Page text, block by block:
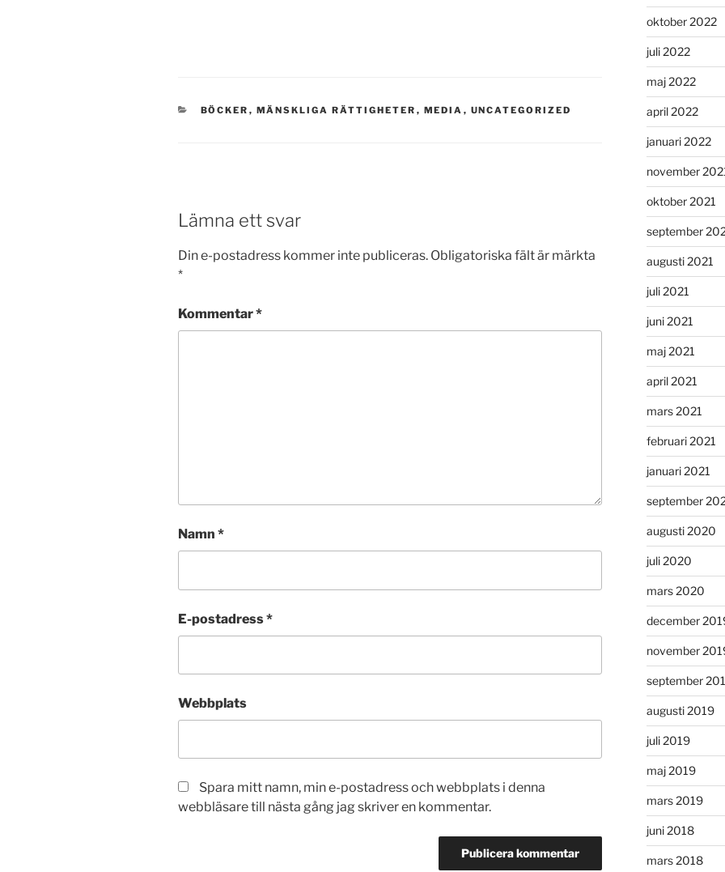
KATEGORIER
BÖCKER , MÄNSKLIGA RÄTTIGHETER , MEDIA , UNCATEGORIZED
Lämna ett svar
Din e-postadress kommer inte publiceras. Obligatoriska fält är märkta
*
Kommentar*
Namn *
E-postadress*
Webbplats
Spara mitt namn, min e-postadress och webbplats i denna
webbläsare till nästa gång jag skriver en kommentar.
oktober 2022
juli 2022
maj 2022
april 2022
januari 2022
november
oktober 2021
september
augusti 2021
juli 2021
juni 2021
maj 2021
april 2021
mars 2021
februari 2021
januari 2021
september
augusti 2020
juli 2020
mars 2020
december
november
september
augusti 2019
juli 2019
maj 2019
mars 2019
juni 2018
mars 2018